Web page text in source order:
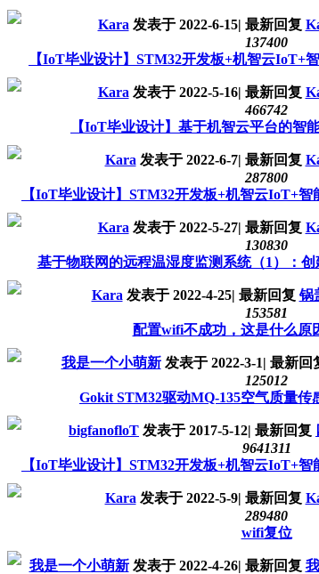
Kara 发表于 2022-6-15| 最新回复
137400
【IoT毕业设计】STM32开发板+机智云IoT+
Kara 发表于 2022-5-16| 最新回复
466742
【IoT毕业设计】基于机智云平台的智
Kara 发表于 2022-6-7| 最新回复
287800
【IoT毕业设计】STM32开发板+机智云IoT+智
Kara 发表于 2022-5-27| 最新回复
130830
基于物联网的远程温湿度监测系统（1）：创
Kara 发表于 2022-4-25| 最新回复锅
153581
配置wifi不成功，这是什么原
我是一个小萌新发表于 2022-3-1| 最新回
125012
Gokit STM32驱动MQ-135空气质量传
bigfanofloT 发表于 2017-5-12| 最新回复
9641311
【IoT毕业设计】STM32开发板+机智云IoT+智
Kara 发表于 2022-5-9| 最新回复
289480
wifi复位
我是一个小萌新发表于 2022-4-26| 最新回复